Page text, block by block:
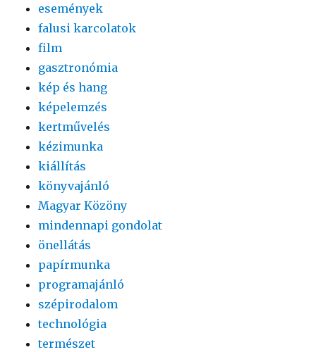
események
falusi karcolatok
film
gasztronómia
kép és hang
képelemzés
kertművelés
kézimunka
kiállítás
könyvajánló
Magyar Közöny
mindennapi gondolat
önellátás
papírmunka
programajánló
szépirodalom
technológia
természet